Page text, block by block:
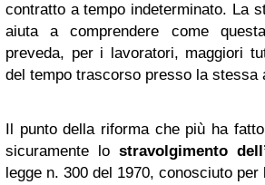
contratto a tempo indeterminato. La
aiuta a comprendere come
preveda, per i lavoratori, maggiori
del tempo trascorso presso la stessa
Il punto della riforma che più ha
sicuramente lo stravolgimento
legge n. 300 del 1970, conosciuto per